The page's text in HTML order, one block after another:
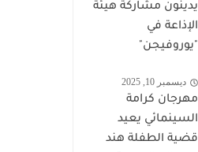
يدينون مشاركة هيئة
الإذاعة في
"يوروفيجن"
ديسمبر 10, 2025
مهرجان كرامة
السينمائي يعيد
قضية الطفلة هند